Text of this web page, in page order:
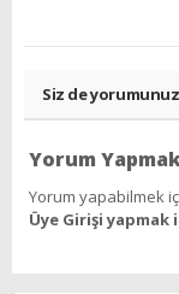
Siz de
Yorum
Yorum yapabilmek
Üye Girişi yapmak